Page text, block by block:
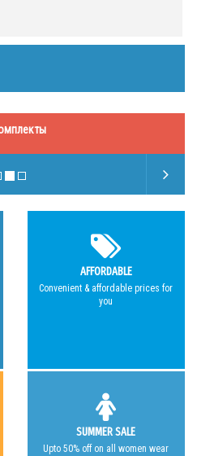
AFFORDABLE
Convenient & affordable prices for
you
SUMMER SALE
Upto 50% off on all women wear